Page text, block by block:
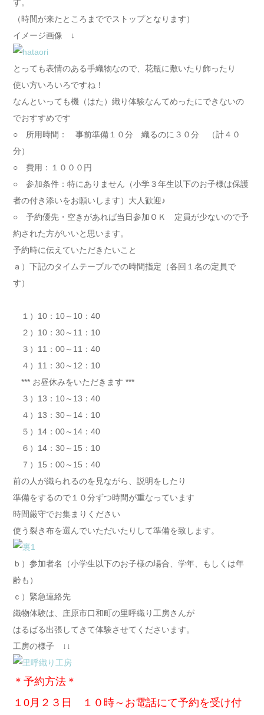
す。
（時間が来たところまででストップとなります）
イメージ画像 ↓
とっても表情のある手織物なので、花瓶に敷いたり飾ったり
使い方いろいろですね！
なんといっても機（はた）織り体験なんてめったにできないの
でおすすめです
○ 所用時間： 事前準備１０分 織るのに３０分 （計４０
分）
○ 費用：１０００円
○ 参加条件：特にありません（小学３年生以下のお子様は保護
者の付き添いをお願いします）大人歓迎♪
○ 予約優先・空きがあれば当日参加ＯＫ 定員が少ないので予
約された方がいいと思います。
予約時に伝えていただきたいこと
ａ）下記のタイムテーブルでの時間指定（各回１名の定員で
す）
１）10：10～10：40
２）10：30～11：10
３）11：00～11：40
４）11：30～12：10
*** お昼休みをいただきます ***
３）13：10～13：40
４）13：30～14：10
５）14：00～14：40
６）14：30～15：10
７）15：00～15：40
前の人が織られるのを見ながら、説明をしたり
準備をするので１０分ずつ時間が重なっています
時間厳守でお集まりください
使う裂き布を選んでいただいたりして準備を致します。
ｂ）参加者名（小学生以下のお子様の場合、学年、もしくは年
齢も）
ｃ）緊急連絡先
織物体験は、庄原市口和町の里呼織り工房さんが
はるばる出張してきて体験させてくださいます。
工房の様子 ↓↓
＊予約方法＊
１0月２３日 １０時～お電話にて予約を受け付